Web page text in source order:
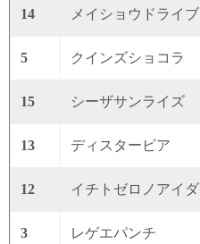
14 メイショウドライブ
5 クインズショコラ
15 シーザサンライズ
13 ディスタービア
12 イチトゼロノアイダ
3 レゲエパンチ